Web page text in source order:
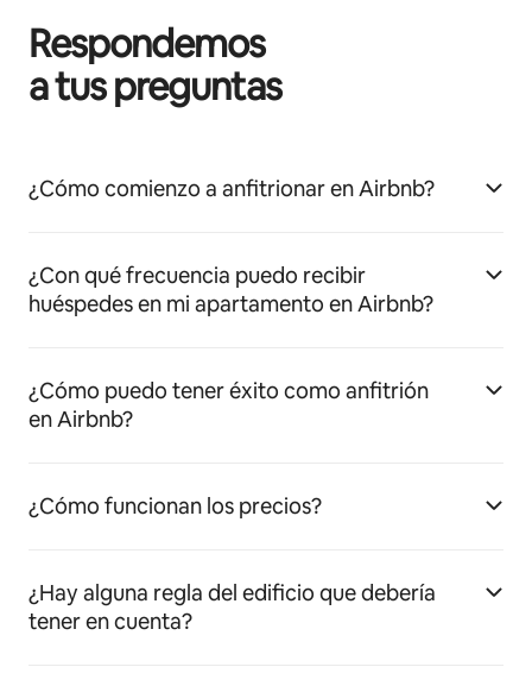
Respondemos
a tus preguntas
¿Cómo comienzo a anfitrionar en Airbnb?
¿Con qué frecuencia puedo recibir
huéspedes en mi apartamento en Airbnb?
¿Cómo puedo tener éxito como anfitrión
en Airbnb?
¿Cómo funcionan los precios?
¿Hay alguna regla del edificio que debería
tener en cuenta?